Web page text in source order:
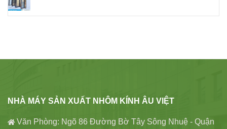
NHÀ MÁY SẢN XUẤT NHÔM KÍNH ÂU VIỆT
Văn Phòng: Ngõ 86 Đường Bờ Tây Sông Nhuệ - Quận